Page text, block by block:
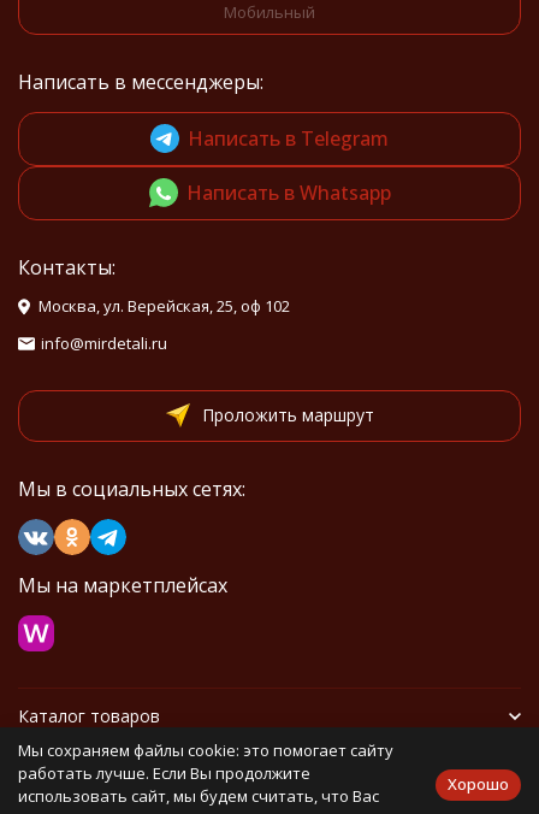
Мобильный
Написать в мессенджеры:
Написать в Telegram
Написать в Whatsapp
Контакты:
Москва, ул. Верейская, 25, оф 102
info@mirdetali.ru
Проложить маршрут
Мы в социальных сетях:
Мы на маркетплейсах
Каталог товаров
Информация
Мы сохраняем файлы cookie: это помогает сайту
работать лучше. Если Вы продолжите
использовать сайт, мы будем считать, что Вас
Хорошо